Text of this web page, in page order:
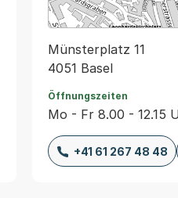
Münsterplatz 11
4051 Basel
Öffnungszeiten
Mo - Fr 8.00 - 12.15
+41 61 267 48 48